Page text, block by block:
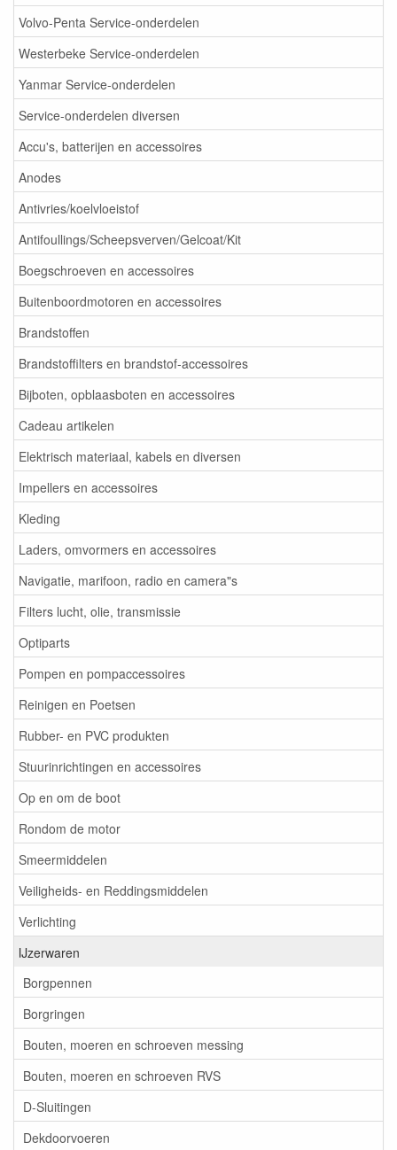
Volvo-Penta Service-onderdelen
Westerbeke Service-onderdelen
Yanmar Service-onderdelen
Service-onderdelen diversen
Accu's, batterijen en accessoires
Anodes
Antivries/koelvloeistof
Antifoullings/Scheepsverven/Gelcoat/Kit
Boegschroeven en accessoires
Buitenboordmotoren en accessoires
Brandstoffen
Brandstoffilters en brandstof-accessoires
Bijboten, opblaasboten en accessoires
Cadeau artikelen
Elektrisch materiaal, kabels en diversen
Impellers en accessoires
Kleding
Laders, omvormers en accessoires
Navigatie, marifoon, radio en camera"s
Filters lucht, olie, transmissie
Optiparts
Pompen en pompaccessoires
Reinigen en Poetsen
Rubber- en PVC produkten
Stuurinrichtingen en accessoires
Op en om de boot
Rondom de motor
Smeermiddelen
Veiligheids- en Reddingsmiddelen
Verlichting
IJzerwaren
Borgpennen
Borgringen
Bouten, moeren en schroeven messing
Bouten, moeren en schroeven RVS
D-Sluitingen
Dekdoorvoeren